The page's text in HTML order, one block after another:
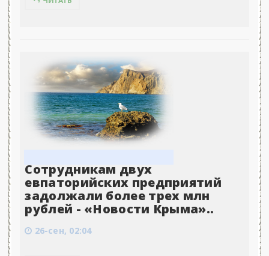
Сотрудникам двух
евпаторийских предприятий
задолжали более трех млн
рублей - «Новости Крыма»..
26-сен, 02:04